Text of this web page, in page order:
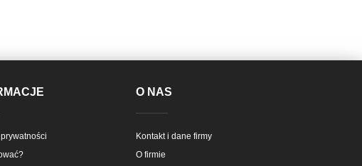
O NAS
Kontakt i dane firmy
O firmie